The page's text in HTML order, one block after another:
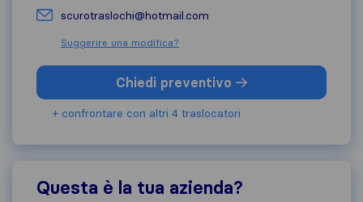
scurotraslochi@hotmail.com
Suggerire una modifica?
Chiedi preventivo
+ confrontare con altri 4 traslocatori
Questa è la tua azienda?